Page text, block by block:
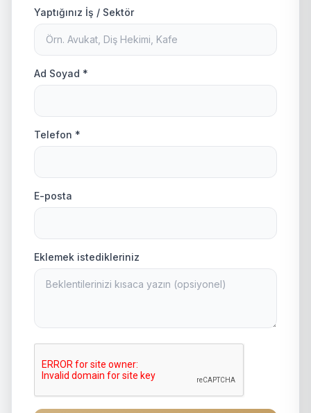
Yaptığınız İş / Sektör
Ad Soyad *
Telefon *
E-posta
Eklemek istedikleriniz